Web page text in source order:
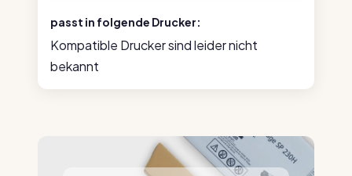
passt in folgende Drucker:
Kompatible Drucker sind leider nicht
bekannt